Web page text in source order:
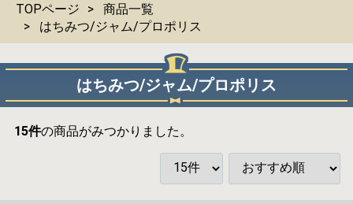
TOPページ
商品一覧
はちみつ/ジャム/プロポリス
はちみつ/ジャム/プロポリス
15件の商品がみつかりました。